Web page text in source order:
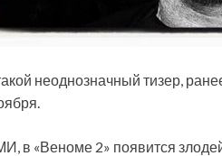
неоднозначный тизер,
в «Веноме 2» появится